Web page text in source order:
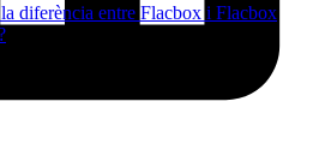
diferència entre Flacbox i Flacbox